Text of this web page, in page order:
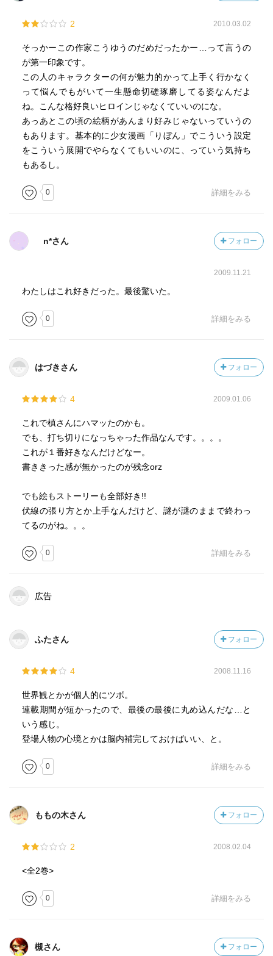
2 2010.03.02
そっかーこの作家こうゆうのだめだったかー…って言うの
が第一印象です。
この人のキャラクターの何が魅力的かって上手く行かなく
って悩んでもがいて一生懸命切磋琢磨してる姿なんだよ
ね。こんな格好良いヒロインじゃなくていいのにな。
あっあとこの頃の絵柄があんまり好みじゃないっていうの
もあります。基本的に少女漫画「りぼん」でこういう設定
をこういう展開でやらなくてもいいのに、っていう気持ち
もあるし。
0 詳細をみる
n*さん フォロー
2009.11.21
わたしはこれ好きだった。最後驚いた。
0 詳細をみる
はづきさん フォロー
4 2009.01.06
これで槙さんにハマッたのかも。
でも、打ち切りになっちゃった作品なんです。。。。
これが１番好きなんだけどなー。
書ききった感が無かったのが残念orz
でも絵もストーリーも全部好き!!
伏線の張り方とか上手なんだけど、謎が謎のままで終わっ
てるのがね。。。
0 詳細をみる
広告
ふたさん フォロー
4 2008.11.16
世界観とかが個人的にツボ。
連載期間が短かったので、最後の最後に丸め込んだな…と
いう感じ。
登場人物の心境とかは脳内補完しておけばいい、と。
0 詳細をみる
ももの木さん フォロー
2 2008.02.04
<全2巻>
0 詳細をみる
槻さん フォロー